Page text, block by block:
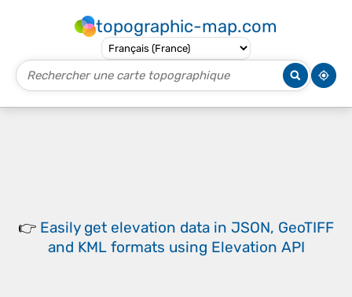
topographic-map.com
👉 Easily get elevation data in JSON, GeoTIFF
and KML formats using Elevation API